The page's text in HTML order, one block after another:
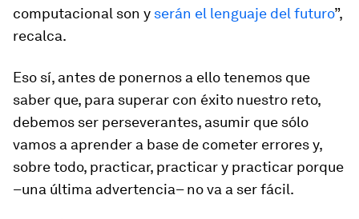
computacional son y serán el lenguaje del futuro”,
recalca.
Eso sí, antes de ponernos a ello tenemos que
saber que, para superar con éxito nuestro reto,
debemos ser perseverantes, asumir que sólo
vamos a aprender a base de cometer errores y,
sobre todo, practicar, practicar y practicar porque
–una última advertencia– no va a ser fácil.